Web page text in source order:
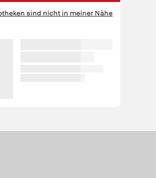
sind nicht in meiner Nähe